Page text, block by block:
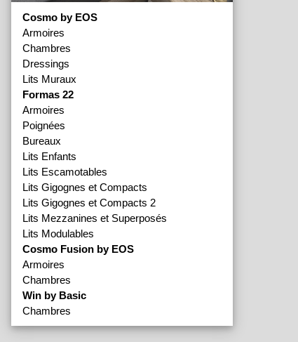
Cosmo by EOS
Armoires
Chambres
Dressings
Lits Muraux
Formas 22
Armoires
Poignées
Bureaux
Lits Enfants
Lits Escamotables
Lits Gigognes et Compacts
Lits Gigognes et Compacts 2
Lits Mezzanines et Superposés
Lits Modulables
Cosmo Fusion by EOS
Armoires
Chambres
Win by Basic
Chambres